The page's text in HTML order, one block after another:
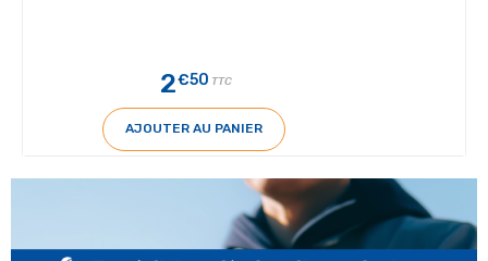
2€50 TTC
AJOUTER AU PANIER